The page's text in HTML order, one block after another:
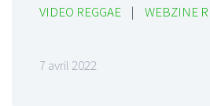
VIDEO REGGAE | WEBZINE
7 avril 2022